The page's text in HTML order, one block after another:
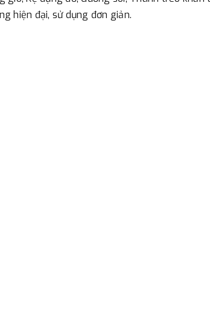
hiện đại, sử dụng đơn giản.